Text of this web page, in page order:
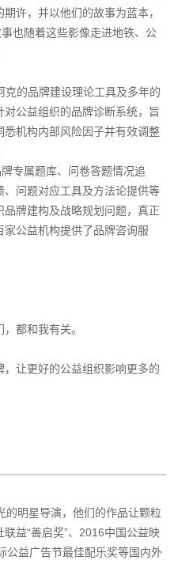
许，并以他们的故事为蓝本，
也随着这些影像走进地铁、公
的品牌建设理论工具及多年的
公益组织的品牌诊断系统，旨
机构内部风险因子并有效调整
专属题库、问卷答题情况追
问题对应工具及方法论提供等
牌建构及战略规划问题，真正
公益机构提供了品牌咨询服
都和我有关。
让更好的公益组织影响更多的
的明星导演，他们的作品让颗粒
益“善启奖”、2016中国公益映
公益广告节最佳配乐奖等国内外